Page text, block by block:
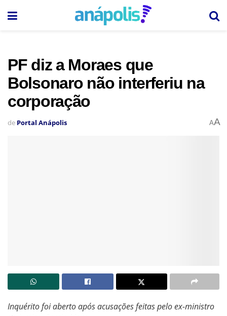
PF diz a Moraes que
Bolsonaro não interferiu na
corporação
de Portal Anápolis AA
Inquérito foi aberto após acusações feitas pelo ex-ministro